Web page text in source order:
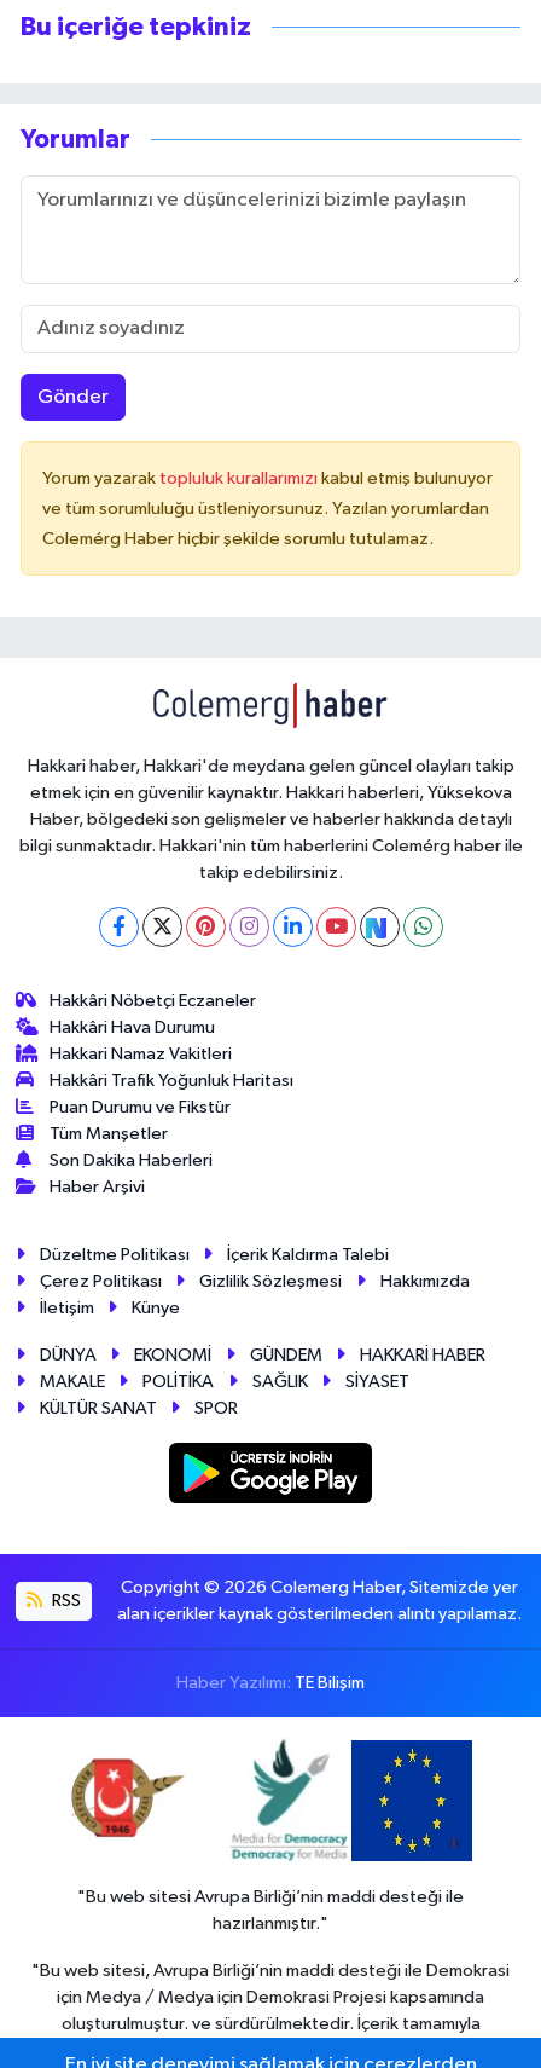
Bu içeriğe tepkiniz
Yorumlar
Gönder
Yorum yazarak topluluk kurallarımızı kabul etmiş bulunuyor
ve tüm sorumluluğu üstleniyorsunuz. Yazılan yorumlardan
Colemérg Haber hiçbir şekilde sorumlu tutulamaz.
Hakkari haber, Hakkari'de meydana gelen güncel olayları takip
etmek için en güvenilir kaynaktır. Hakkari haberleri, Yüksekova
Haber, bölgedeki son gelişmeler ve haberler hakkında detaylı
bilgi sunmaktadır. Hakkari'nin tüm haberlerini Colemérg haber ile
takip edebilirsiniz.
Hakkâri Nöbetçi Eczaneler
Hakkâri Hava Durumu
Hakkari Namaz Vakitleri
Hakkâri Trafik Yoğunluk Haritası
Puan Durumu ve Fikstür
Tüm Manşetler
Son Dakika Haberleri
Haber Arşivi
Düzeltme Politikası
İçerik Kaldırma Talebi
Çerez Politikası
Gizlilik Sözleşmesi
Hakkımızda
İletişim
Künye
DÜNYA EKONOMİ GÜNDEM
HAKKARİ HABER
MAKALE
POLİTİKA SAĞLIK
SİYASET
KÜLTÜR SANAT
SPOR
RSS
Copyright © 2026 Colemerg Haber, Sitemizde yer
alan içerikler kaynak gösterilmeden alıntı yapılamaz.
Haber Yazılımı: TE Bilişim
"Bu web sitesi Avrupa Birliği’nin maddi desteği ile
hazırlanmıştır."
"Bu web sitesi, Avrupa Birliği’nin maddi desteği ile Demokrasi
için Medya / Medya için Demokrasi Projesi kapsamında
oluşturulmuştur. ve sürdürülmektedir. İçerik tamamıyla